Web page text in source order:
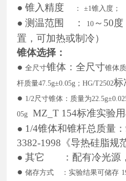
● 锥入精度 ： ±1锥入度；
● 测温范围 ： 10 ～ 50度
置，可加热或制冷）
锥体选择 ：
● 全尺寸锥体：全尺寸锥体
杆质量47.5g±0.05g；HG/T2502标
● 1/2尺寸锥体： 质量为
05g
MZ_T 154标准实验
● 1/4锥体和锥杆总质量
3382-1998《导热硅脂规
● 其它
：配有冷光源
● 储存方式 ：实验结果可储存